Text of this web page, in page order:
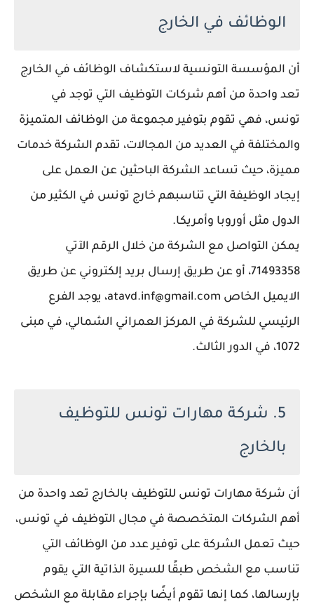
الوظائف في الخارج
أن المؤسسة التونسية لاستكشاف الوظائف في الخارج
تعد واحدة من أهم شركات التوظيف التي توجد في
تونس، فهي تقوم بتوفير مجموعة من الوظائف المتميزة
والمختلفة في العديد من المجالات، تقدم الشركة خدمات
مميزة، حيث تساعد الشركة الباحثين عن العمل على
إيجاد الوظيفة التي تناسبهم خارج تونس في الكثير من
الدول مثل أوروبا وأمريكا.
يمكن التواصل مع الشركة من خلال الرقم الآتي
71493358، أو عن طريق إرسال بريد إلكتروني عن طريق
الايميل الخاص atavd.inf@gmail.com، يوجد الفرع
الرئيسي للشركة في المركز العمراني الشمالي، في مبنى
1072، في الدور الثالث.
5. شركة مهارات تونس للتوظيف
بالخارج
أن شركة مهارات تونس للتوظيف بالخارج تعد واحدة من
أهم الشركات المتخصصة في مجال التوظيف في تونس،
حيث تعمل الشركة على توفير عدد من الوظائف التي
تناسب مع الشخص طبقًا للسيرة الذاتية التي يقوم
بإرسالها، كما إنها تقوم أيضًا بإجراء مقابلة مع الشخص